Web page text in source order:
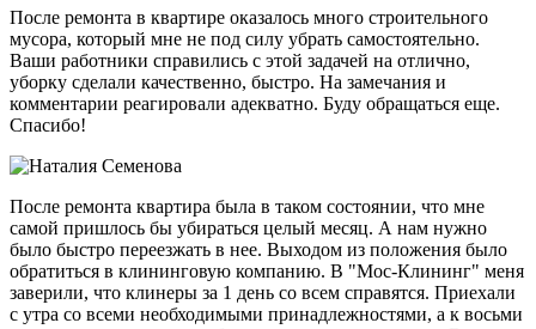
После ремонта в квартире оказалось много строительного
мусора, который мне не под силу убрать самостоятельно.
Ваши работники справились с этой задачей на отлично,
уборку сделали качественно, быстро. На замечания и
комментарии реагировали адекватно. Буду обращаться еще.
Спасибо!
После ремонта квартира была в таком состоянии, что мне
самой пришлось бы убираться целый месяц. А нам нужно
было быстро переезжать в нее. Выходом из положения было
обратиться в клининговую компанию. В "Мос-Клининг" меня
заверили, что клинеры за 1 день со всем справятся. Приехали
с утра со всеми необходимыми принадлежностями, а к восьми